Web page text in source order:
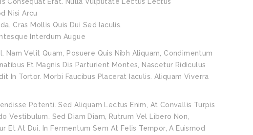
Nisi Arcu
Cras Mollis Quis Dui Sed Iaculis.
Interdum Augue
Velit Quam, Posuere Quis Nibh Aliquam, Condimentum
Et Magnis Dis Parturient Montes, Nascetur Ridiculus
In Tortor. Morbi Faucibus Placerat Iaculis. Aliquam Viverra
Potenti. Sed Aliquam Lectus Enim, At Convallis Turpis
Vestibulum. Sed Diam Diam, Rutrum Vel Libero Non,
Et At Dui. In Fermentum Sem At Felis Tempor, A Euismod